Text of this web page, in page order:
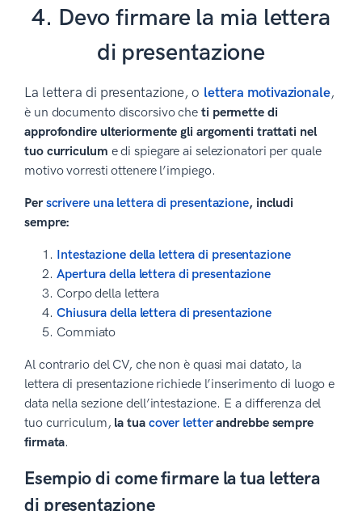
4. Devo firmare la mia lettera
di presentazione
La lettera di presentazione, o lettera motivazionale,
è un documento discorsivo che ti permette di
approfondire ulteriormente gli argomenti trattati nel
tuo curriculum e di spiegare ai selezionatori per quale
motivo vorresti ottenere l’impiego.
Perscrivere una lettera di presentazione, includi
sempre:
Intestazione della lettera di presentazione
Apertura della lettera di presentazione
Corpo della lettera
Chiusura della lettera di presentazione
Commiato
Al contrario del CV, che non è quasi mai datato, la
lettera di presentazione richiede l’inserimento di luogo e
data nella sezione dell’intestazione. E a differenza del
tuo curriculum, la tua cover letterandrebbe sempre
firmata.
Esempio di come firmare la tua lettera
di presentazione